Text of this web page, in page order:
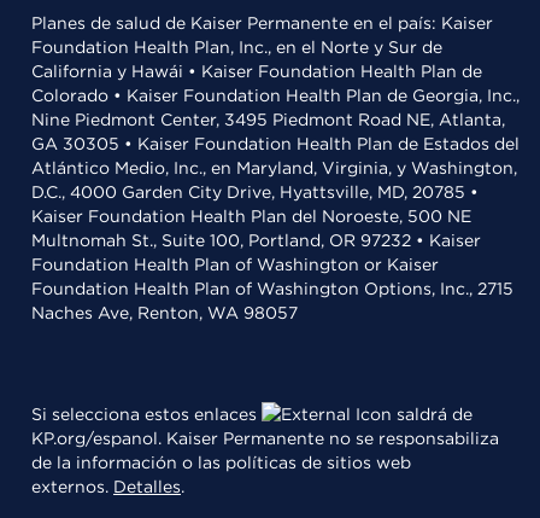
Planes de salud de Kaiser Permanente en el país: Kaiser
Foundation Health Plan, Inc., en el Norte y Sur de
California y Hawái • Kaiser Foundation Health Plan de
Colorado • Kaiser Foundation Health Plan de Georgia, Inc.,
Nine Piedmont Center, 3495 Piedmont Road NE, Atlanta,
GA 30305 • Kaiser Foundation Health Plan de Estados del
Atlántico Medio, Inc., en Maryland, Virginia, y Washington,
D.C., 4000 Garden City Drive, Hyattsville, MD, 20785 •
Kaiser Foundation Health Plan del Noroeste, 500 NE
Multnomah St., Suite 100, Portland, OR 97232 • Kaiser
Foundation Health Plan of Washington or Kaiser
Foundation Health Plan of Washington Options, Inc., 2715
Naches Ave, Renton, WA 98057
Si selecciona estos enlaces
saldrá de
KP.org/espanol. Kaiser Permanente no se responsabiliza
de la información o las políticas de sitios web
externos. Detalles.